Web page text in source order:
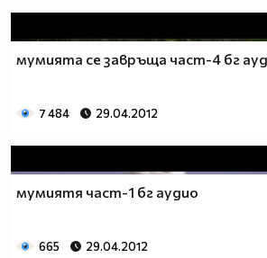
мумията се завръща част-4 бг
7 484 29.04.2012
мумиятя част-1 бг аудио
665 29.04.2012